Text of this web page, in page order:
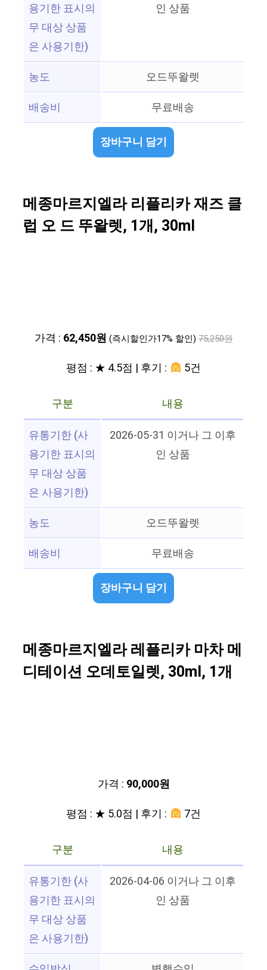
용기한 표시의
무 대상 상품
은 사용기한)
인 상품
농도
오드뚜왈렛
배송비
무료배송
장바구니 담기
메종마르지엘라 리플리카 재즈 클
럽 오 드 뚜왈렛, 1개, 30ml
가격 : 62,450원 (즉시할인가17% 할인) 75,250원
평점 : ★ 4.5점 | 후기 : 5건
구분
내용
유통기한 (사
용기한 표시의
무 대상 상품
은 사용기한)
2026-05-31 이거나 그 이후
인 상품
농도
오드뚜왈렛
배송비
무료배송
장바구니 담기
메종마르지엘라 레플리카 마차 메
디테이션 오데토일렛, 30ml, 1개
가격 : 90,000원
평점 : ★ 5.0점 | 후기 :
7건
구분
내용
유통기한 (사
용기한 표시의
무 대상 상품
은 사용기한)
2026-04-06 이거나 그 이후
인 상품